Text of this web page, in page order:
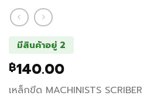
มีสินค้าอยู่ 2
฿140.00
เหล็กขีด MACHINISTS SCRIBER